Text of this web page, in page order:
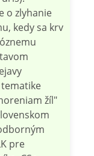
o zlyhanie
kedy sa krv
žíl"
pre